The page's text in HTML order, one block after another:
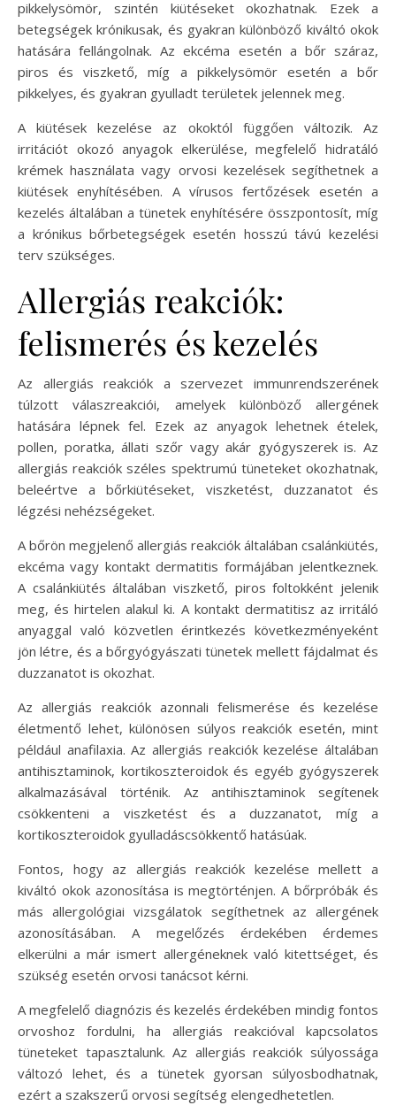
pikkelysömör, szintén kiütéseket okozhatnak. Ezek a
betegségek krónikusak, és gyakran különböző kiváltó okok
hatására fellángolnak. Az ekcéma esetén a bőr száraz,
piros és viszkető, míg a pikkelysömör esetén a bőr
pikkelyes, és gyakran gyulladt területek jelennek meg.
A kiütések kezelése az okoktól függően változik. Az
irritációt okozó anyagok elkerülése, megfelelő hidratáló
krémek használata vagy orvosi kezelések segíthetnek a
kiütések enyhítésében. A vírusos fertőzések esetén a
kezelés általában a tünetek enyhítésére összpontosít, míg
a krónikus bőrbetegségek esetén hosszú távú kezelési
terv szükséges.
Allergiás reakciók:
felismerés és kezelés
Az allergiás reakciók a szervezet immunrendszerének
túlzott válaszreakciói, amelyek különböző allergének
hatására lépnek fel. Ezek az anyagok lehetnek ételek,
pollen, poratka, állati szőr vagy akár gyógyszerek is. Az
allergiás reakciók széles spektrumú tüneteket okozhatnak,
beleértve a bőrkiütéseket, viszketést, duzzanatot és
légzési nehézségeket.
A bőrön megjelenő allergiás reakciók általában csalánkiütés,
ekcéma vagy kontakt dermatitis formájában jelentkeznek.
A csalánkiütés általában viszkető, piros foltokként jelenik
meg, és hirtelen alakul ki. A kontakt dermatitisz az irritáló
anyaggal való közvetlen érintkezés következményeként
jön létre, és a bőrgyógyászati tünetek mellett fájdalmat és
duzzanatot is okozhat.
Az allergiás reakciók azonnali felismerése és kezelése
életmentő lehet, különösen súlyos reakciók esetén, mint
például anafilaxia. Az allergiás reakciók kezelése általában
antihisztaminok, kortikoszteroidok és egyéb gyógyszerek
alkalmazásával történik. Az antihisztaminok segítenek
csökkenteni a viszketést és a duzzanatot, míg a
kortikoszteroidok gyulladáscsökkentő hatásúak.
Fontos, hogy az allergiás reakciók kezelése mellett a
kiváltó okok azonosítása is megtörténjen. A bőrpróbák és
más allergológiai vizsgálatok segíthetnek az allergének
azonosításában. A megelőzés érdekében érdemes
elkerülni a már ismert allergéneknek való kitettséget, és
szükség esetén orvosi tanácsot kérni.
A megfelelő diagnózis és kezelés érdekében mindig fontos
orvoshoz fordulni, ha allergiás reakcióval kapcsolatos
tüneteket tapasztalunk. Az allergiás reakciók súlyossága
változó lehet, és a tünetek gyorsan súlyosbodhatnak,
ezért a szakszerű orvosi segítség elengedhetetlen.